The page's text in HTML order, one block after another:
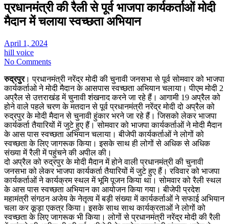
प्रधानमंत्री की रैली से पूर्व भाजपा कार्यकर्ताओं मोदी
मैदान में चलाया स्वच्छता अभियान
April 1, 2024
hill voice
No Comments
रुद्रपुर। प्रधानमंत्री नरेंद्र मोदी की चुनावी जनसभा से पूर्व सोमवार को भाजपा
कार्यकर्ताओ ने मोदी मैदान के आसपास स्वच्छता अभियान चलाया। पीएम मोदी 2
अप्रैल से उत्तराखंड में चुनावी शंखनाद करने जा रहे हैं। आगामी 19 अप्रैल को
होने वाले पहले चरण के मतदान से पूर्व प्रधानमंत्री नरेंद्र मोदी दो अप्रैल को
रुद्रपुर के मोदी मैदान से चुनावी हुंकार भरने जा रहे हैं। जिसको लेकर भाजपा
कार्यकर्ता तैयारियों में जुटे हुए हैं। सोमवार को भाजपा कार्यकर्ताओं ने मोदी मैदान
के आस पास स्वच्छता अभियान चलाया। बीजेपी कार्यकर्ताओं ने लोगों को
स्वच्छता के लिए जागरूक किया। इसके साथ ही लोगों से अधिक से अधिक
संख्या में रैली में पहुंचने की अपील की।
दो अप्रैल को रुद्रपुर के मोदी मैदान में होने वाली प्रधानमंत्री की चुनावी
जनसभा को लेकर भाजपा कार्यकर्ता तैयारियों में जुटे हुए हैं। रविवार को भाजपा
कार्यकर्ताओं ने कार्यक्रम स्थल में भूमि पूजन किया था। सोमवार को रैली स्थल
के आस पास स्वच्छता अभियान का आयोजन किया गया। बीजेपी प्रदेश
महामंत्री संगठन अजेय के नेतृत्व में बड़ी संख्या में कार्यकर्ताओं ने सफाई अभियान
चला कर कूड़ा एकत्र किया। इसके साथ साथ कार्यक्रताओं ने लोगों को
स्वच्छता के लिए जागरूक भी किया। लोगों से प्रधानमंत्री नरेंद्र मोदी की रैली